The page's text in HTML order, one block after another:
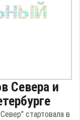
Севера и
стартовала в